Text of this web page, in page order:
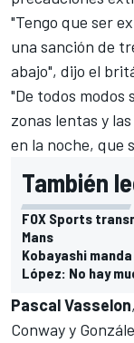
"Tengo que ser
una sanción de
abajo", dijo el
"De todos modos
zonas lentas y
en la noche, que
También
FOX Sports
Mans
Kobayashi
López: No hay
Pascal Vasselon
Conway y